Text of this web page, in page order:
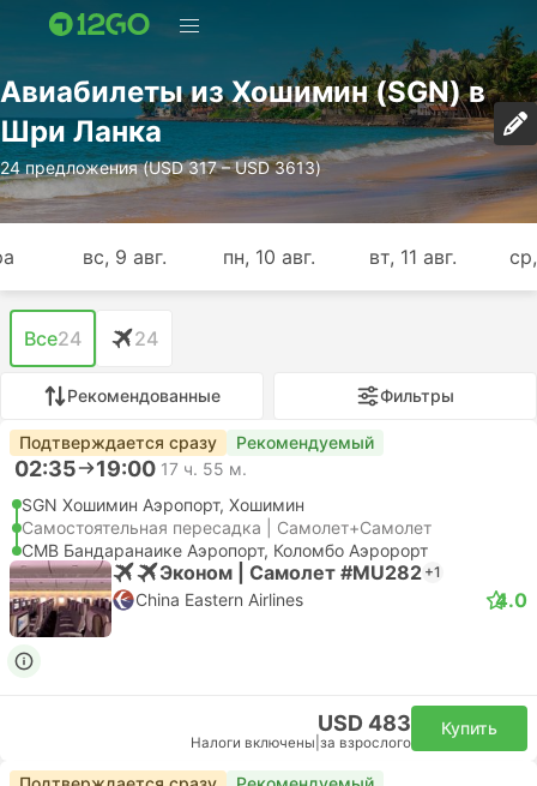
Авиабилеты из Хошимин (SGN) в
Шри Ланка
24 предложения (USD 317 – USD 3613)
вс, 9 авг. пн, 10 авг. вт, 11 авг.
Все24 24
Рекомендованные Фильтры
Подтверждается сразу Рекомендуемый
02:35 19:00 17 ч. 55 м.
SGN Хошимин Аэропорт, Хошимин
Самостоятельная пересадка | Самолет+Самолет
CMB Бандаранаике Аэропорт, Коломбо Аэророрт
Эконом | Самолет #MU282 +1
China Eastern Airlines 4.0
USD 483
Налоги включены за взрослого
Купить